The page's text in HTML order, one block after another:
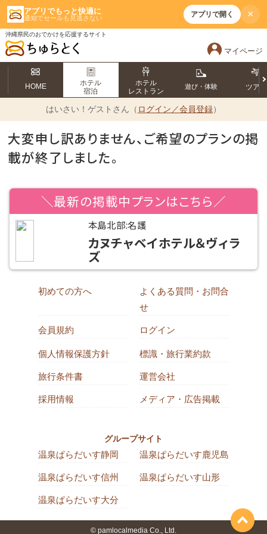
アプリでもっと快適に
通知でセールも見逃さない アプリで開く ×
沖縄県民のおでかけを応援するサイト
マイページ
HOME
ホテル
宿泊
ホテル
レストラン
遊び・体験 ツアー
はいさい！ ゲストさん（ ログイン／会員登録）
大変申し訳ありません、ご希望のプランの掲
載が終了しました。
＼最新の掲載中プランはこちら／
本島北部:名護
カヌチャベイホテル＆ヴィラ
ズ
初めての方へ
よくある質問・お問合
せ
会員規約 ログイン
個人情報保護方針 標識・旅行業約款
旅行条件書 運営会社
採用情報 メディア・広告掲載
グループサイト
温泉ぱらだいす静岡 温泉ぱらだいす鹿児島
温泉ぱらだいす信州 温泉ぱらだいす山形
温泉ぱらだいす大分
© pamlocalmedia Co., Ltd.